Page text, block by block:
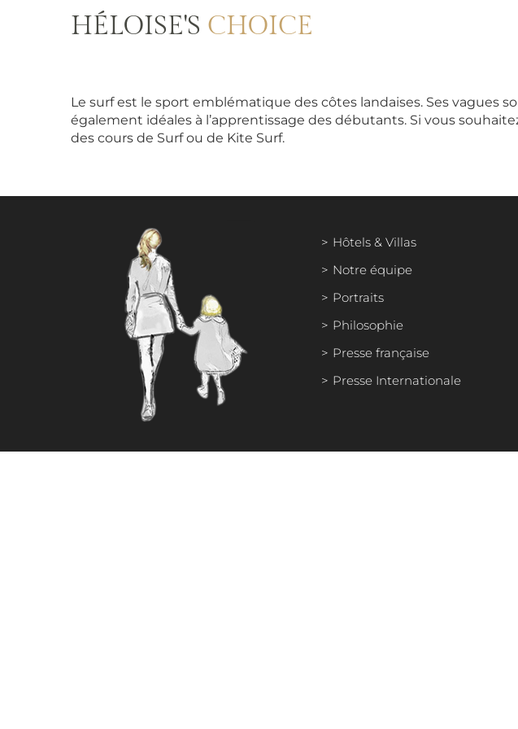
HÉLOISE'S CHOICE
Le surf est le sport emblématique des côtes landaises. Ses vagues
également idéales à l’apprentissage des débutants. Si vous
des cours de Surf ou de Kite Surf.
Hôtels & Villas
Notre équipe
Portraits
Philosophie
Presse française
Presse Internationale